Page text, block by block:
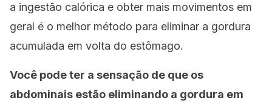
a ingestão calórica e obter mais movimentos em
geral é o melhor método para eliminar a gordura
acumulada em volta do estômago.
Você pode ter a sensação de que os
abdominais estão eliminando a gordura em